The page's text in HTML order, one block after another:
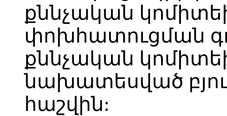
քննչական
փոխհատուցման
քննչական
նախատեսված
հաշվին: